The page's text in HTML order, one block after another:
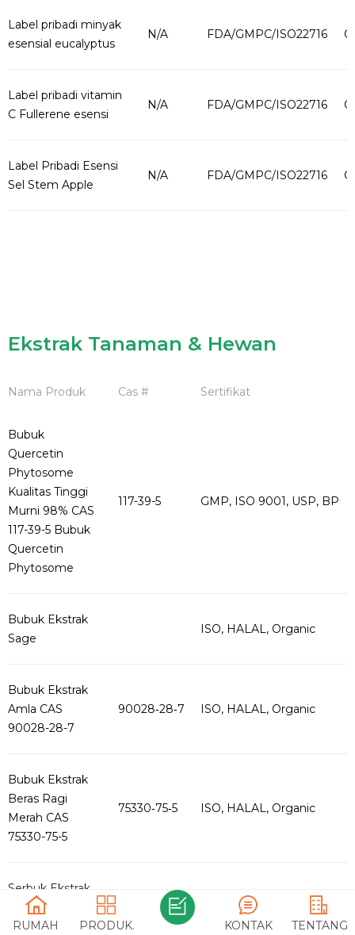
Label pribadi minyak
esensial eucalyptus
N/A FDA/GMPC/ISO22716
Label pribadi vitamin
C Fullerene esensi
N/A FDA/GMPC/ISO22716
Label Pribadi Esensi
Sel Stem Apple
N/A FDA/GMPC/ISO22716
Ekstrak Tanaman & Hewan
Nama Produk Cas # Sertifikat
Bubuk
Quercetin
Phytosome
Kualitas Tinggi
Murni 98% CAS
117-39-5 Bubuk
Quercetin
Phytosome
117-39-5 GMP, ISO 9001, USP, BP
Bubuk Ekstrak
Sage
ISO, HALAL, Organic
Bubuk Ekstrak
Amla CAS
90028-28-7
90028‑28‑7 ISO, HALAL, Organic
Bubuk Ekstrak
Beras Ragi
Merah CAS
75330-75-5
75330‑75‑5 ISO, HALAL, Organic
Serbuk Ekstrak
Kemangi Suci
CAS 91845-35-1
91845‑35‑1
ISO, HALAL, Organic
RUMAH
PRODUK. TENTANG
KONTAK